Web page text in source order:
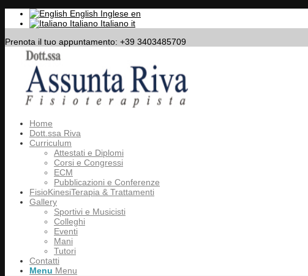
English Inglese en
Italiano Italiano it
Prenota il tuo appuntamento: +39 3403485709
Home
Dott.ssa Riva
Curriculum
Attestati e Diplomi
Corsi e Congressi
ECM
Pubblicazioni e Conferenze
FisioKinesiTerapia & Trattamenti
Gallery
Sportivi e Musicisti
Colleghi
Eventi
Mani
Tutori
Contatti
Menu Menu